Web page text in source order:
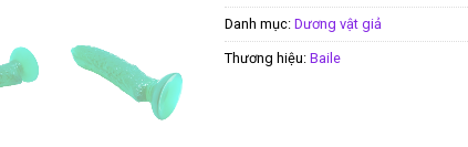
Danh mục: Dương vật giả
Thương hiệu: Baile